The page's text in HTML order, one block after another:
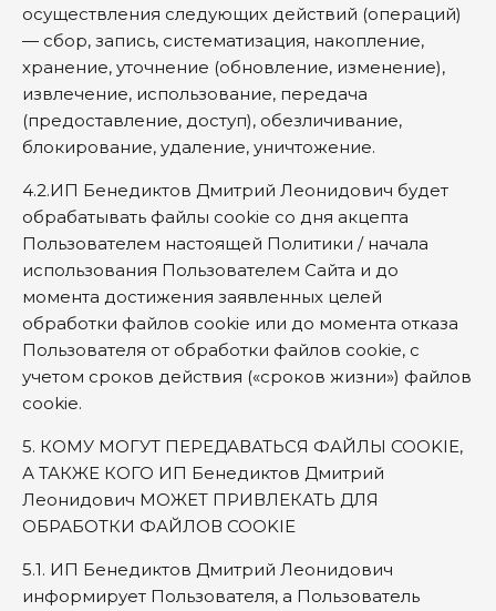
осуществления следующих действий (операций)
— сбор, запись, систематизация, накопление,
хранение, уточнение (обновление, изменение),
извлечение, использование, передача
(предоставление, доступ), обезличивание,
блокирование, удаление, уничтожение.
4.2.ИП Бенедиктов Дмитрий Леонидович будет
обрабатывать файлы cookie со дня акцепта
Пользователем настоящей Политики / начала
использования Пользователем Сайта и до
момента достижения заявленных целей
обработки файлов cookie или до момента отказа
Пользователя от обработки файлов cookie, с
учетом сроков действия («сроков жизни») файлов
cookie.
5. КОМУ МОГУТ ПЕРЕДАВАТЬСЯ ФАЙЛЫ COOKIE,
А ТАКЖЕ КОГО ИП Бенедиктов Дмитрий
Леонидович МОЖЕТ ПРИВЛЕКАТЬ ДЛЯ
ОБРАБОТКИ ФАЙЛОВ COOKIE
5.1. ИП Бенедиктов Дмитрий Леонидович
информирует Пользователя, а Пользователь